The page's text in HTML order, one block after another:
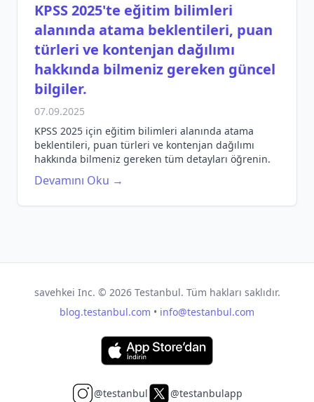
KPSS 2025'te eğitim bilimleri
alanında atama beklentileri, puan
türleri ve kontenjan dağılımı
hakkında bilmeniz gereken güncel
bilgiler.
07.09.2025
KPSS 2025 için eğitim bilimleri alanında atama
beklentileri, puan türleri ve kontenjan dağılımı
hakkında bilmeniz gereken tüm detayları öğrenin.
Devamını Oku →
savehkei Inc. © 2026Testanbul. Tüm hakları saklıdır.
blog.testanbul.com • info@testanbul.com
@testanbul @testanbulapp